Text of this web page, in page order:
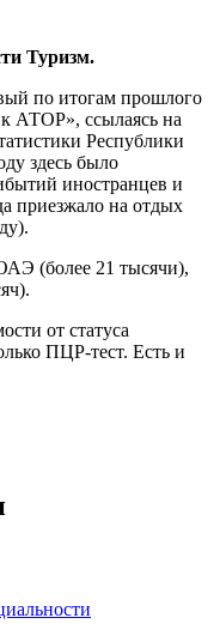
Туризм.
по итогам прошлого
АТОР», ссылаясь на
Республики
здесь было
иностранцев и
приезжало на отдых
(более 21 тысячи),
от статуса
ПЦР-тест. Есть и